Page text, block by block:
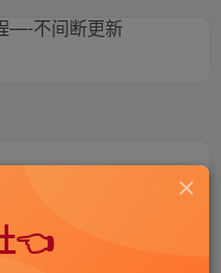
—-不间断更新
线上和线下都可
👈